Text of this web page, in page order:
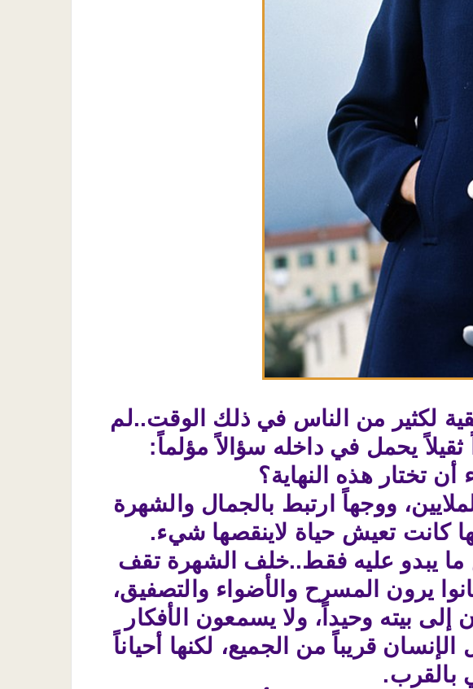
(داليدا) في عام 1987 صدمة حقيقية لكثير من الناس في ذلك الوقت..لم
يحمل في داخله سؤالاً مؤلماً:
تختار هذه النهاية؟
ووجهاً ارتبط بالجمال والشهرة
كانت تعيش حياة لاينقصها شيء.
ما يبدو عليه فقط..خلف الشهرة تقف
يرون المسرح والأضواء والتصفيق،
إلى بيته وحيداً، ولا يسمعون الأفكار
قريباً من الجميع، لكنها أحياناً
بالقرب.